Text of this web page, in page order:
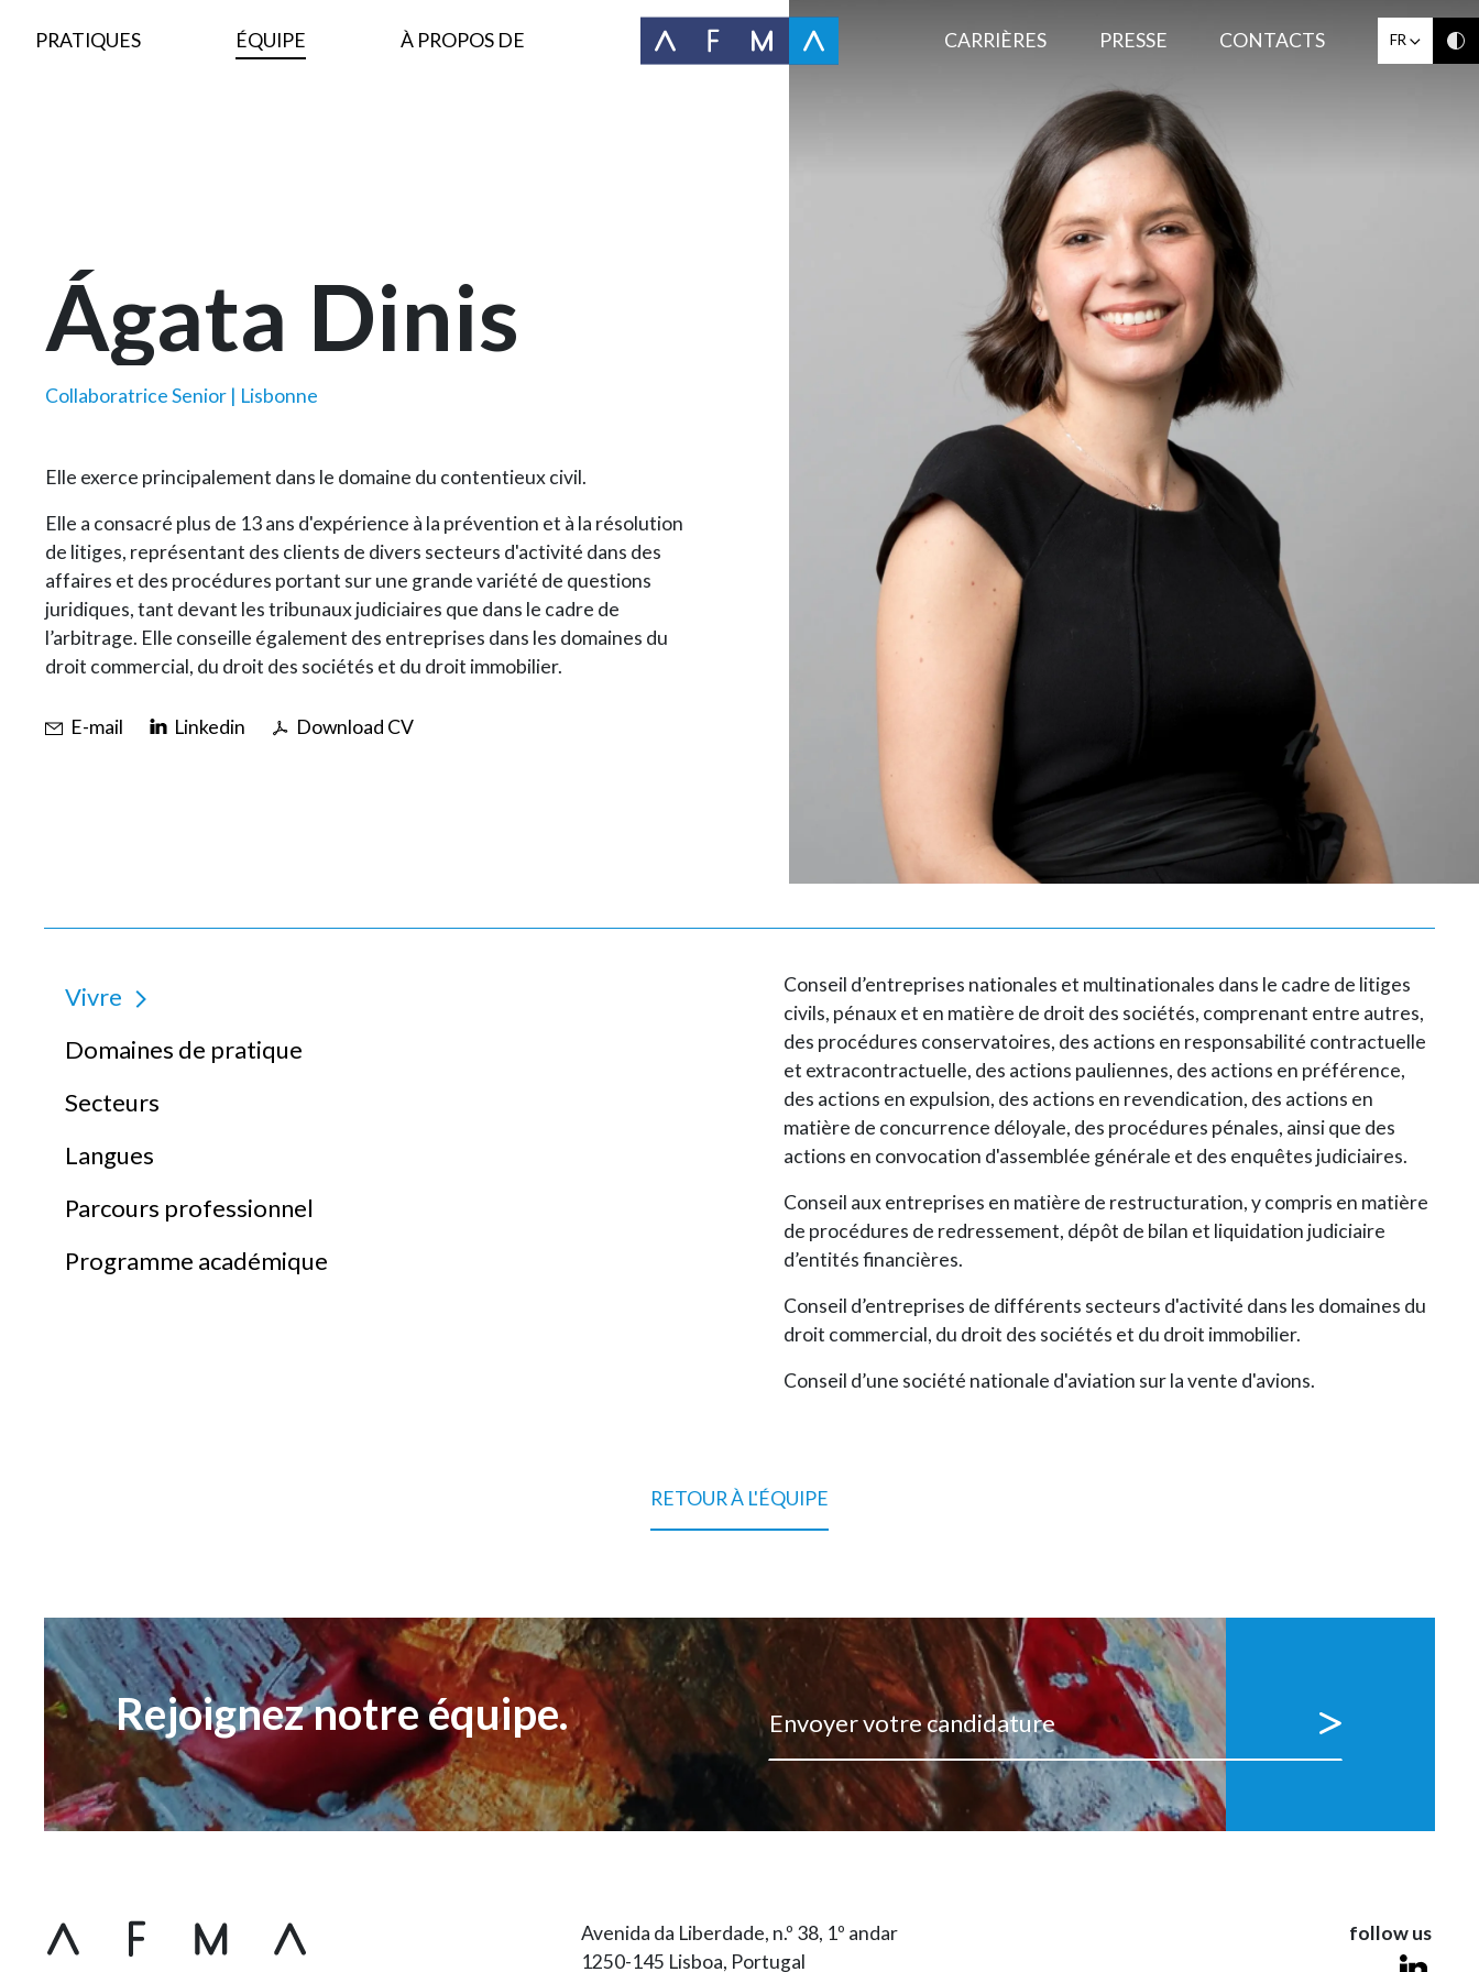
PRATIQUES ÉQUIPE À PROPOS DE CARRIÈRES PRESSE CONTACTS FR
Ágata Dinis
Collaboratrice Senior | Lisbonne
Elle exerce principalement dans le domaine du contentieux civil.
Elle a consacré plus de 13 ans d'expérience à la prévention et à la résolution
de litiges, représentant des clients de divers secteurs d'activité dans des
affaires et des procédures portant sur une grande variété de questions
juridiques, tant devant les tribunaux judiciaires que dans le cadre de
l’arbitrage. Elle conseille également des entreprises dans les domaines du
droit commercial, du droit des sociétés et du droit immobilier.
E-mail Linkedin Download CV
Vivre
Domaines de pratique
Secteurs
Langues
Parcours professionnel
Programme académique
Conseil d’entreprises nationales et multinationales dans le cadre de litiges
civils, pénaux et en matière de droit des sociétés, comprenant entre autres,
des procédures conservatoires, des actions en responsabilité contractuelle
et extracontractuelle, des actions pauliennes, des actions en préférence,
des actions en expulsion, des actions en revendication, des actions en
matière de concurrence déloyale, des procédures pénales, ainsi que des
actions en convocation d'assemblée générale et des enquêtes judiciaires.
Conseil aux entreprises en matière de restructuration, y compris en matière
de procédures de redressement, dépôt de bilan et liquidation judiciaire
d’entités financières.
Conseil d’entreprises de différents secteurs d'activité dans les domaines du
droit commercial, du droit des sociétés et du droit immobilier.
Conseil d’une société nationale d'aviation sur la vente d'avions.
RETOUR À L'ÉQUIPE
Rejoignez notre équipe. Envoyer votre candidature
Avenida da Liberdade, n.º 38, 1º andar
1250-145 Lisboa, Portugal
follow us